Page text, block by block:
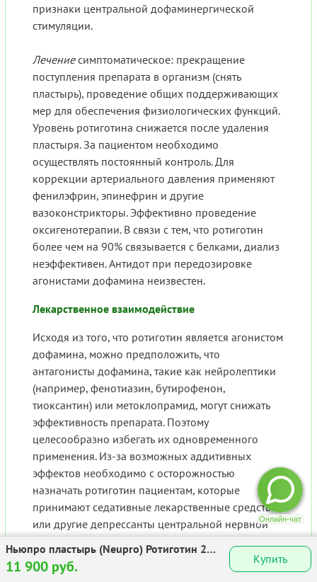
признаки центральной дофаминергической
стимуляции.
Лечениесимптоматическое: прекращение
поступления препарата в организм (снять
пластырь), проведение общих поддерживающих
мер для обеспечения физиологических функций.
Уровень ротиготина снижается после удаления
пластыря. За пациентом необходимо
осуществлять постоянный контроль. Для
коррекции артериального давления применяют
фенилэфрин, эпинефрин и другие
вазоконстрикторы. Эффективно проведение
оксигенотерапии. В связи с тем, что ротиготин
более чем на 90% связывается с белками, диализ
неэффективен. Антидот при передозировке
агонистами дофамина неизвестен.
Лекарственное взаимодействие
Исходя из того, что ротиготин является агонистом
дофамина, можно предположить, что
антагонисты дофамина, такие как нейролептики
(например, фенотиазин, бутирофенон,
тиоксантин) или метоклопрамид, могут снижать
эффективность препарата. Поэтому
целесообразно избегать их одновременного
применения. Из-за возможных аддитивных
эффектов необходимо с осторожностью
назначать ротиготин пациентам, которые
принимают седативные лекарственные средства
или другие депрессанты центральной нервной
системы (например, бензодиазепины,
нейролептики, антидепрессанты).
Ньюпро пластырь (Neupro) Ротиготин 2мг
№30
11 900 руб. Купить